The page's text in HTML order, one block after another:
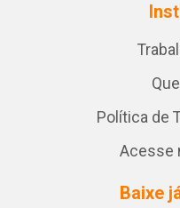
Política de
Acesse
Baixe